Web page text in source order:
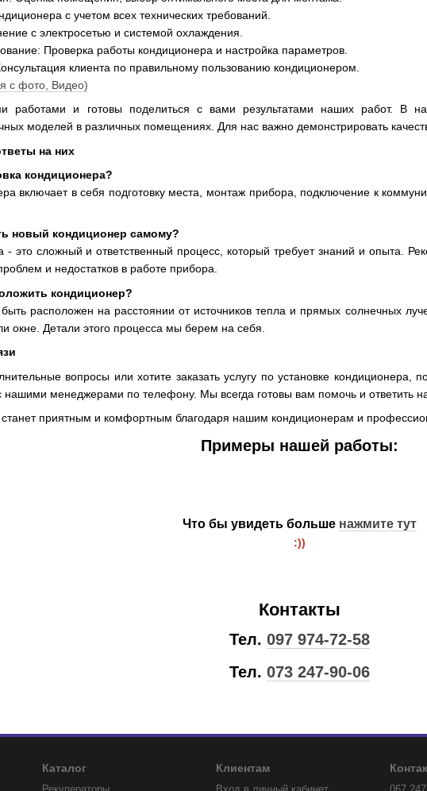
с учетом всех технических требований.
с электросетью и системой охлаждения.
Проверка работы кондиционера и настройка параметров.
клиента по правильному пользованию кондиционером.
с фото, Видео)
работами и готовы поделиться с вами результатами наших работ. В
моделей в различных помещениях. Для нас важно демонстрировать
на них
кондиционера?
включает в себя подготовку места, монтаж прибора, подключение к
новый кондиционер самому?
- это сложный и ответственный процесс, который требует знаний и опыта.
и недостатков в работе прибора.
кондиционер?
расположен на расстоянии от источников тепла и прямых солнечных
окне. Детали этого процесса мы берем на себя.
вопросы или хотите заказать услугу по установке
нашими менеджерами по телефону. Мы всегда готовы вам помочь и ответить
станет приятным и комфортным благодаря нашим кондиционерам и
Примеры нашей работы:
Что бы увидеть больше нажмите тут
:))
Контакты
Тел. 097 974-72-58
Тел. 073 247-90-06
Каталог Клиентам